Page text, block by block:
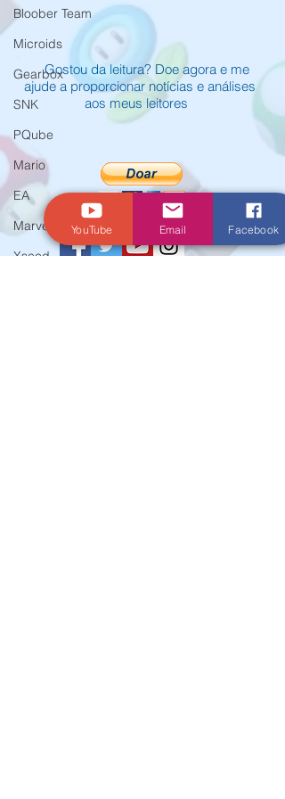
Bloober Team
Microids
Gearbox
SNK
PQube
Mario
EA
Marvelous
Xseed
Gostou da leitura? Doe agora e me
ajude a proporcionar notícias e análises
aos meus leitores
YouTube Email Facebook